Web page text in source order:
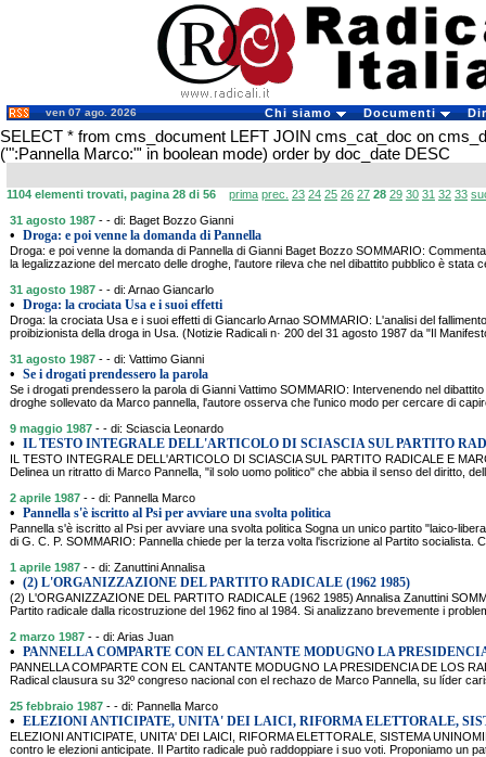
ven 07 ago. 2026 Chi siamo Documenti
SELECT * from cms_document LEFT JOIN cms_cat_doc on
('":Pannella Marco:"' in boolean mode) order by doc_date DESC
1104 elementi trovati, pagina 28 di 56 prima prec. 23 24 25 26 27 28 29 30 31 32 33
31 agosto 1987 - - di: Baget Bozzo Gianni
• Droga: e poi venne la domanda di Pannella
Droga: e poi venne la domanda di Pannella di Gianni Baget Bozzo SOMMARIO:
la legalizzazione del mercato delle droghe, l'autore rileva che nel dibattito pubblico è stata
31 agosto 1987 - - di: Arnao Giancarlo
• Droga: la crociata Usa e i suoi effetti
Droga: la crociata Usa e i suoi effetti di Giancarlo Arnao SOMMARIO: L'analisi del
proibizionista della droga in Usa. (Notizie Radicali n· 200 del 31 agosto 1987 da "Il
31 agosto 1987 - - di: Vattimo Gianni
• Se i drogati prendessero la parola
Se i drogati prendessero la parola di Gianni Vattimo SOMMARIO: Intervenendo nel
droghe sollevato da Marco pannella, l'autore osserva che l'unico modo per cercare di
9 maggio 1987 - - di: Sciascia Leonardo
• IL TESTO INTEGRALE DELL'ARTICOLO DI SCIASCIA SUL PARTITO
IL TESTO INTEGRALE DELL'ARTICOLO DI SCIASCIA SUL PARTITO RADICALE E
Delinea un ritratto di Marco Pannella, "il solo uomo politico" che abbia il senso del diritto,
2 aprile 1987 - - di: Pannella Marco
• Pannella s'è iscritto al Psi per avviare una svolta politica
Pannella s'è iscritto al Psi per avviare una svolta politica Sogna un unico partito "laico-
di G. C. P. SOMMARIO: Pannella chiede per la terza volta l'iscrizione al Partito socialista.
1 aprile 1987 - - di: Zanuttini Annalisa
• (2) L'ORGANIZZAZIONE DEL PARTITO RADICALE (1962 1985)
(2) L'ORGANIZZAZIONE DEL PARTITO RADICALE (1962 1985) Annalisa Zanuttini
Partito radicale dalla ricostruzione del 1962 fino al 1984. Si analizzano brevemente i
2 marzo 1987 - - di: Arias Juan
• PANNELLA COMPARTE CON EL CANTANTE MODUGNO LA
PANNELLA COMPARTE CON EL CANTANTE MODUGNO LA PRESIDENCIA DE LOS
Radical clausura su 32º congreso nacional con el rechazo de Marco Pannella, su líder
25 febbraio 1987 - - di: Pannella Marco
• ELEZIONI ANTICIPATE, UNITA' DEI LAICI, RIFORMA ELETTORALE,
ELEZIONI ANTICIPATE, UNITA' DEI LAICI, RIFORMA ELETTORALE, SISTEMA
contro le elezioni anticipate. Il Partito radicale può raddoppiare i suo voti. Proponiamo un